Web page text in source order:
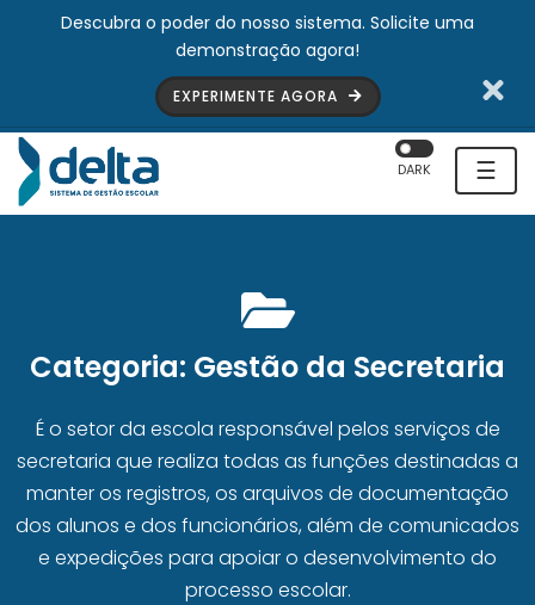
Descubra o poder do nosso sistema. Solicite uma
demonstração agora!
EXPERIMENTE AGORA
☰
DARK
Categoria: Gestão da Secretaria
É o setor da escola responsável pelos serviços de
secretaria que realiza todas as funções destinadas a
manter os registros, os arquivos de documentação
dos alunos e dos funcionários, além de comunicados
e expedições para apoiar o desenvolvimento do
processo escolar.